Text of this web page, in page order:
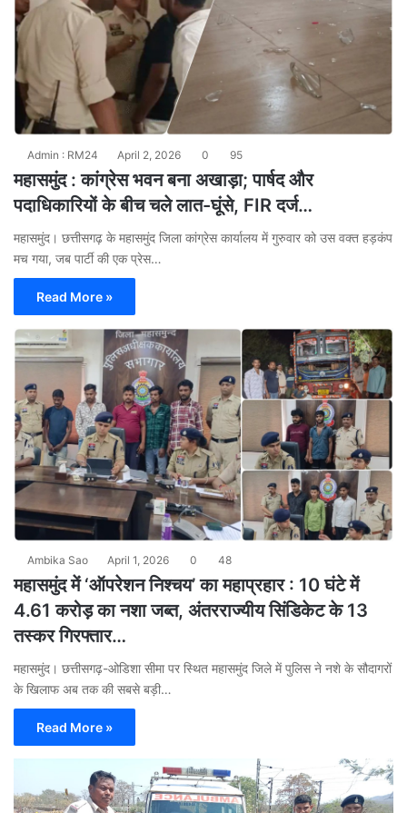
Admin : RM24 April 2, 2026 0 95
महासमुंद : कांग्रेस भवन बना अखाड़ा; पार्षद और
पदाधिकारियों के बीच चले लात-घूंसे, FIR दर्ज…
​महासमुंद। छत्तीसगढ़ के महासमुंद जिला कांग्रेस कार्यालय में गुरुवार को उस वक्त हड़कंप
मच गया, जब पार्टी की एक प्रेस…
Read More »
Ambika Sao April 1, 2026 0 48
महासमुंद में ‘ऑपरेशन निश्चय’ का महाप्रहार : 10 घंटे में
4.61 करोड़ का नशा जब्त, अंतरराज्यीय सिंडिकेट के 13
तस्कर गिरफ्तार…
​महासमुंद। छत्तीसगढ़-ओडिशा सीमा पर स्थित महासमुंद जिले में पुलिस ने नशे के सौदागरों
के खिलाफ अब तक की सबसे बड़ी…
Read More »